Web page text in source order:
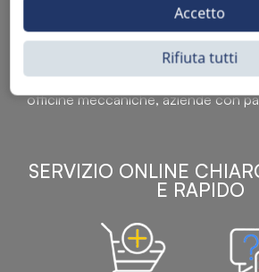
Sì Parts S.r.l. è leader nella
accessori per veicoli off-highway.
il mondo per l’elevato standard
catalogo, attraverso la
assortimento di articoli originali
officine meccaniche, aziende con
SERVIZIO ONLINE
E RAPIDO
Rifiuta tutti
Accetto